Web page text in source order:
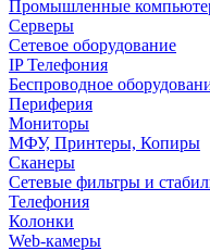
Промышленные
Серверы
Сетевое оборудование
IP Телефония
Беспроводное
Периферия
Мониторы
МФУ, Принтеры, Копиры
Сканеры
Сетевые фильтры и
Телефония
Колонки
Web-камеры